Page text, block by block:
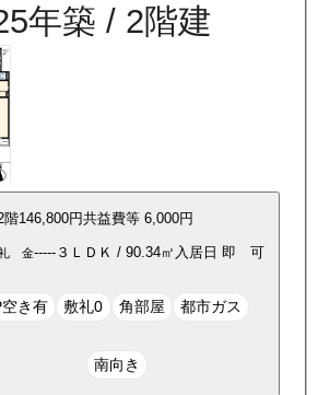
年築 / 2階建
階146,800円共益費等 6,000円
金-----３ＬＤＫ / 90.34㎡ 入居日 即 可
空き有 敷礼0 角部屋 都市ガス
南向き